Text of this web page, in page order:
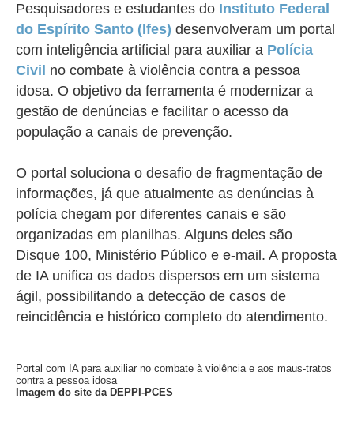
Pesquisadores e estudantes do Instituto Federal
do Espírito Santo (Ifes) desenvolveram um portal
com inteligência artificial para auxiliar a Polícia
Civil no combate à violência contra a pessoa
idosa. O objetivo da ferramenta é modernizar a
gestão de denúncias e facilitar o acesso da
população a canais de prevenção.
O portal soluciona o desafio de fragmentação de
informações, já que atualmente as denúncias à
polícia chegam por diferentes canais e são
organizadas em planilhas. Alguns deles são
Disque 100, Ministério Público e e-mail. A proposta
de IA unifica os dados dispersos em um sistema
ágil, possibilitando a detecção de casos de
reincidência e histórico completo do atendimento.
Portal com IA para auxiliar no combate à violência e aos maus-tratos
contra a pessoa idosa
Imagem do site da DEPPI-PCES